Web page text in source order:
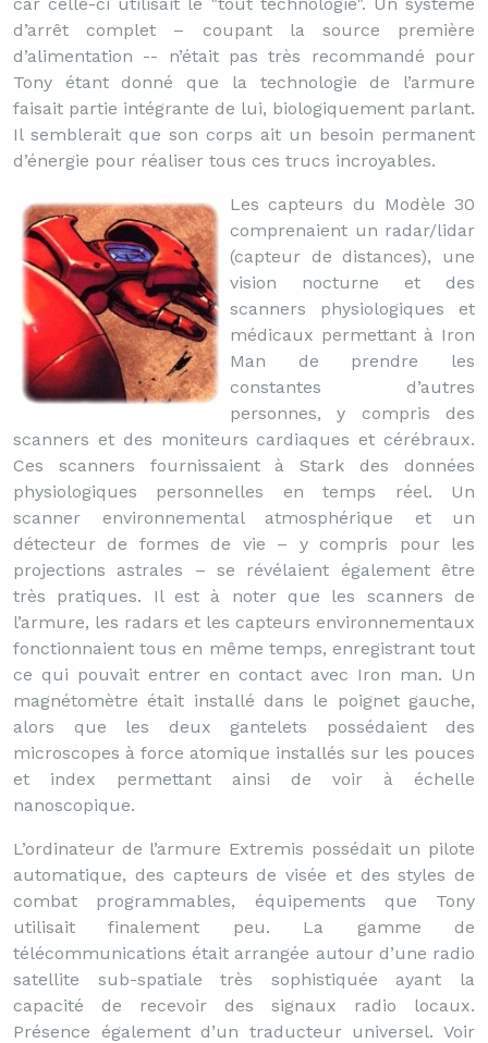
d’arrêt complet – coupant la source première
d’alimentation -- n’était pas très recommandé pour
Tony étant donné que la technologie de l’armure
faisait partie intégrante de lui, biologiquement parlant.
Il semblerait que son corps ait un besoin permanent
d’énergie pour réaliser tous ces trucs incroyables.
Les capteurs du Modèle 30
comprenaient un radar/lidar
(capteur de distances), une
vision nocturne et des
scanners physiologiques et
médicaux permettant à Iron
Man de prendre les
constantes d’autres
personnes, y compris des
scanners et des moniteurs cardiaques et cérébraux.
Ces scanners fournissaient à Stark des données
physiologiques personnelles en temps réel. Un
scanner environnemental atmosphérique et un
détecteur de formes de vie – y compris pour les
projections astrales – se révélaient également être
très pratiques. Il est à noter que les scanners de
l’armure, les radars et les capteurs environnementaux
fonctionnaient tous en même temps, enregistrant tout
ce qui pouvait entrer en contact avec Iron man. Un
magnétomètre était installé dans le poignet gauche,
alors que les deux gantelets possédaient des
microscopes à force atomique installés sur les pouces
et index permettant ainsi de voir à échelle
nanoscopique.
L’ordinateur de l’armure Extremis possédait un pilote
automatique, des capteurs de visée et des styles de
combat programmables, équipements que Tony
utilisait finalement peu. La gamme de
télécommunications était arrangée autour d’une radio
satellite sub-spatiale très sophistiquée ayant la
capacité de recevoir des signaux radio locaux.
Présence également d’un traducteur universel. Voir